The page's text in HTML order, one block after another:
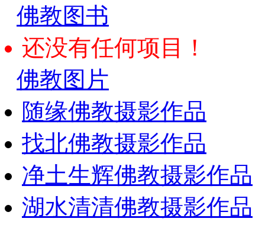
佛教图书
还没有任何项目！
佛教图片
随缘佛教摄影作品
找北佛教摄影作品
净土生辉佛教摄影作品
湖水清清佛教摄影作品